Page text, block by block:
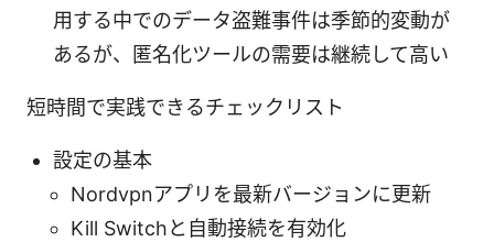
用する中でのデータ盗難事件は季節的変動が
あるが、匿名化ツールの需要は継続して高い
短時間で実践できるチェックリスト
設定の基本
Nordvpnアプリを最新バージョンに更新
Kill Switchと自動接続を有効化